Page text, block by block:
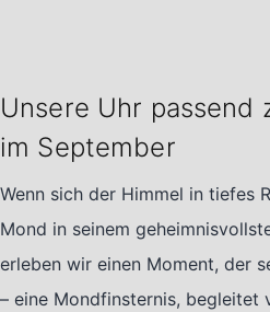
Unsere Uhr passend
im September
Wenn sich der Himmel in tiefes
Mond in seinem
erleben wir einen Moment, der
– eine Mondfinsternis, begleitet